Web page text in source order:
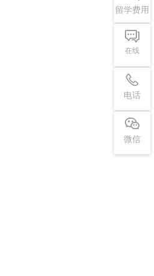
留学费用
在线
电话
微信